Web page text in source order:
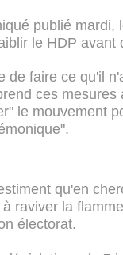
publié
le HDP
de faire ce qu'il
ces
le mouvement
qu'en
raviver la
électorat.